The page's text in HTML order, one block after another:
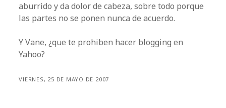
aburrido y da dolor de cabeza, sobre todo porque
las partes no se ponen nunca de acuerdo.
Y Vane, ¿que te prohiben hacer blogging en
Yahoo?
VIERNES, 25 DE MAYO DE 2007